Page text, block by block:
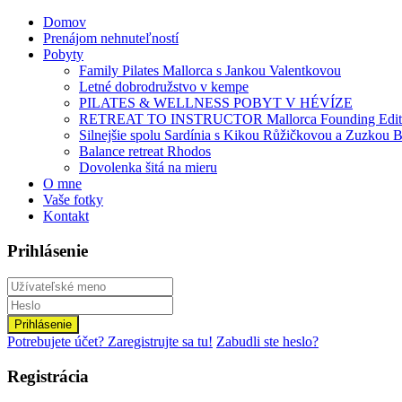
Domov
Prenájom nehnuteľností
Pobyty
Family Pilates Mallorca s Jankou Valentkovou
Letné dobrodružstvo v kempe
PILATES & WELLNESS POBYT V HÉVÍZE
RETREAT TO INSTRUCTOR Mallorca Founding
Silnejšie spolu Sardínia s Kikou Růžičkovou a Zuzkou
Balance retreat Rhodos
Dovolenka šitá na mieru
O mne
Vaše fotky
Kontakt
Prihlásenie
Prihlásenie
Potrebujete účet? Zaregistrujte sa tu! Zabudli ste heslo?
Registrácia